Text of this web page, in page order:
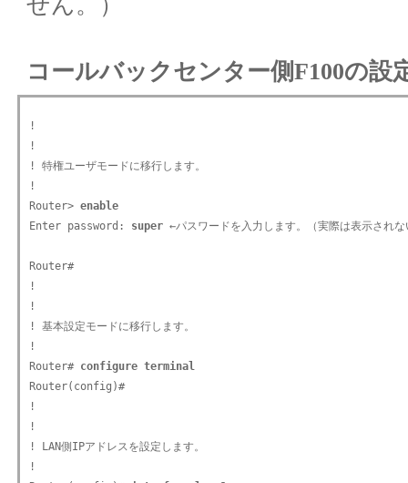
コールバックセンター側F100の設
!
!
! 特権ユーザモードに移行します。
!
Router> enable
Enter password: super ←パスワードを入力します。（実際は表示されな
Router#
!
!
! 基本設定モードに移行します。
!
Router# configure terminal
Router(config)#
!
!
! LAN側IPアドレスを設定します。
!